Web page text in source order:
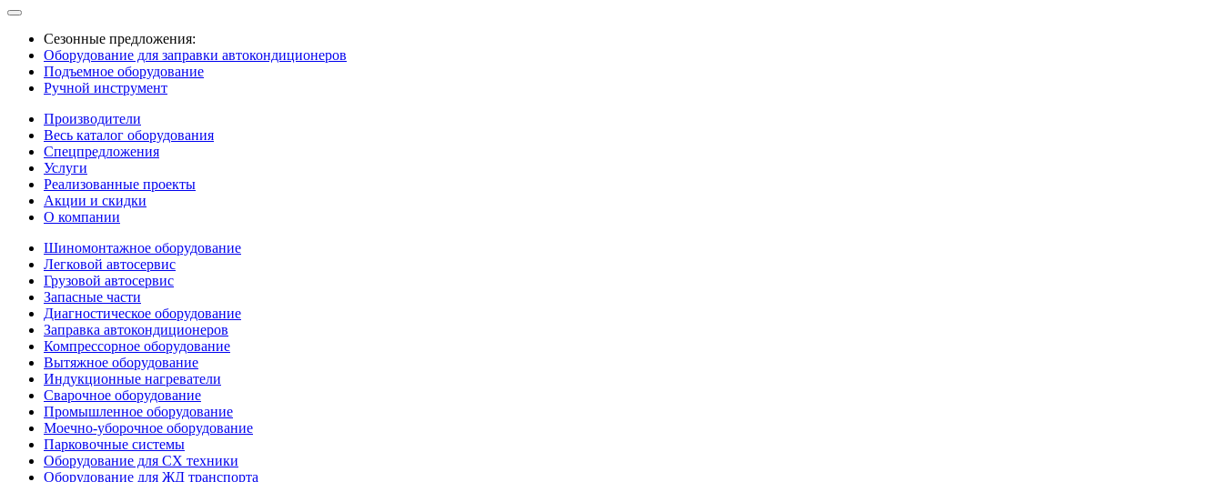
Сезонные предложения:
Оборудование для заправки автокондиционеров
Подъемное оборудование
Ручной инструмент
Производители
Весь каталог оборудования
Спецпредложения
Услуги
Реализованные проекты
Акции и скидки
О компании
Шиномонтажное оборудование
Легковой автосервис
Грузовой автосервис
Запасные части
Диагностическое оборудование
Заправка автокондиционеров
Компрессорное оборудование
Вытяжное оборудование
Индукционные нагреватели
Сварочное оборудование
Промышленное оборудование
Моечно-уборочное оборудование
Парковочные системы
Оборудование для СХ техники
Оборудование для ЖД транспорта